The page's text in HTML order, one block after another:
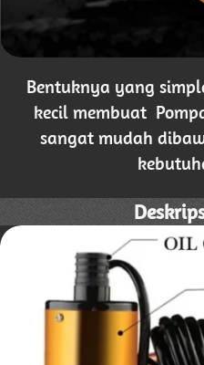
Bentuknya yang
kecil membuat
sangat mudah